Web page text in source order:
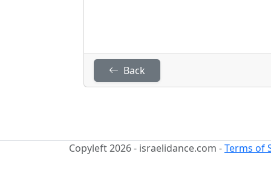
Back
Copyleft 2026 - israelidance.com -Terms of